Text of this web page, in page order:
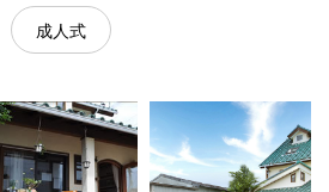
成人式